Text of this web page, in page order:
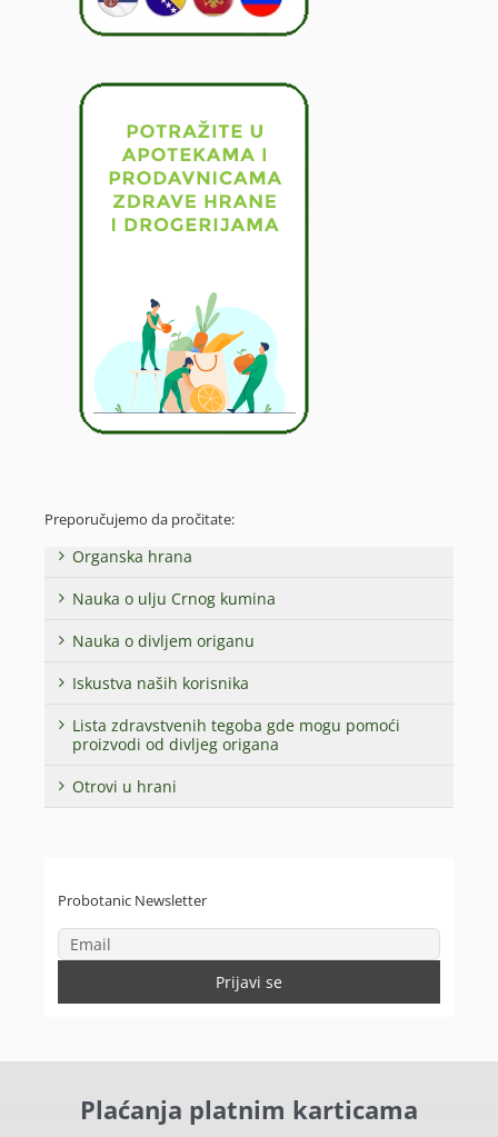
Preporučujemo da pročitate:
Organska hrana
Nauka o ulju Crnog kumina
Nauka o divljem origanu
Iskustva naših korisnika
Lista zdravstvenih tegoba gde mogu pomoći
proizvodi od divljeg origana
Otrovi u hrani
Probotanic Newsletter
Plaćanja platnim karticama